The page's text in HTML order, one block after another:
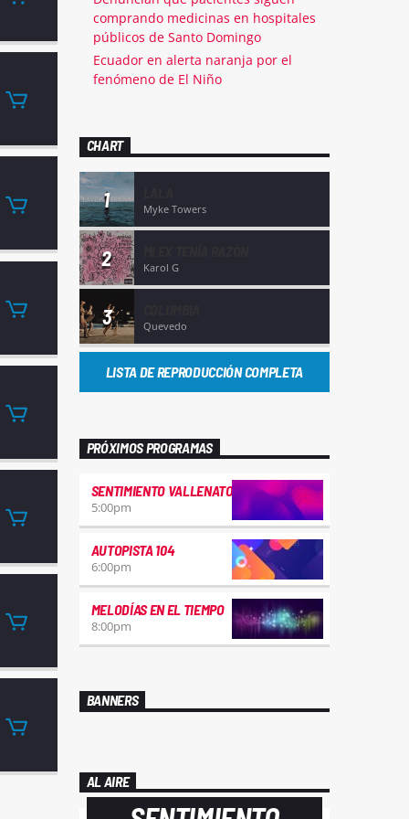
comprando medicinas en hospitales
públicos de Santo Domingo
Ecuador en alerta naranja por el
fenómeno de El Niño
CHART
1 Myke Towers
2 Karol G
3 Quevedo
LISTA DE REPRODUCCIÓN COMPLETA
PRÓXIMOS PROGRAMAS
SENTIMIENTO VALLENATO
5:00pm
AUTOPISTA 104
6:00pm
MELODÍAS EN EL TIEMPO
8:00pm
BANNERS
AL AIRE